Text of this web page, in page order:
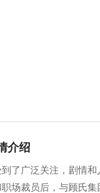
介绍
了广泛关注，剧情
场裁员后，与顾氏